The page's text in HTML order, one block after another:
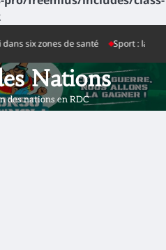
de santé Sport : la nouvelle
Nations
des nations en RDC